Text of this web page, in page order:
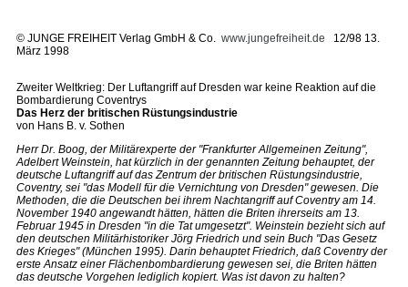
© JUNGE FREIHEIT Verlag GmbH & Co. www.jungefreiheit.de 12/98 13.
März 1998
Zweiter Weltkrieg: Der Luftangriff auf Dresden war keine Reaktion auf die
Bombardierung Coventrys
Das Herz der britischen Rüstungsindustrie
von Hans B. v. Sothen
Herr Dr. Boog, der Militärexperte der "Frankfurter Allgemeinen Zeitung",
Adelbert Weinstein, hat kürzlich in der genannten Zeitung behauptet, der
deutsche Luftangriff auf das Zentrum der britischen Rüstungsindustrie,
Coventry, sei "das Modell für die Vernichtung von Dresden" gewesen. Die
Methoden, die die Deutschen bei ihrem Nachtangriff auf Coventry am 14.
November 1940 angewandt hätten, hätten die Briten ihrerseits am 13.
Februar 1945 in Dresden "in die Tat umgesetzt". Weinstein bezieht sich auf
den deutschen Militärhistoriker Jörg Friedrich und sein Buch "Das Gesetz
des Krieges" (München 1995). Darin behauptet Friedrich, daß Coventry der
erste Ansatz einer Flächenbombardierung gewesen sei, die Briten hätten
das deutsche Vorgehen lediglich kopiert. Was ist davon zu halten?